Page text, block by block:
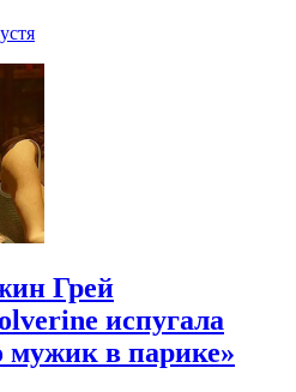
Грей
испугала
мужик в парике»